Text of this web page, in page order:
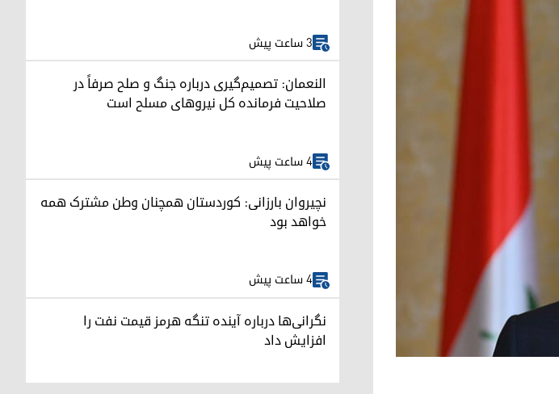
3 ساعت پیش
النعمان: تصمیم‌گیری درباره جنگ و صلح صرفاً در
صلاحیت فرمانده کل نیروهای مسلح است
4 ساعت پیش
نچیروان بارزانی: کوردستان همچنان وطن مشترک همه
خواهد بود
4 ساعت پیش
نگرانی‌ها درباره آینده تنگه هرمز قیمت نفت را
افزایش داد